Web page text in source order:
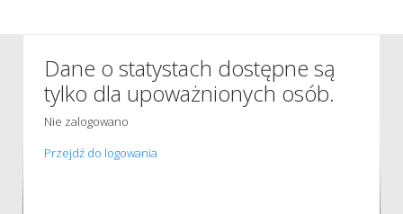
Dane o statystach dostępne są
tylko dla upoważnionych osób.
Nie zalogowano
Przejdź do logowania